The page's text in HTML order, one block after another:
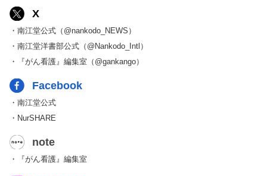
X
・南江堂公式（@nankodo_NEWS）
・南江堂洋書部公式（@Nankodo_Intl）
・『がん看護』編集室（@gankango）
Facebook
・南江堂公式
・NurSHARE
note
・『がん看護』編集室